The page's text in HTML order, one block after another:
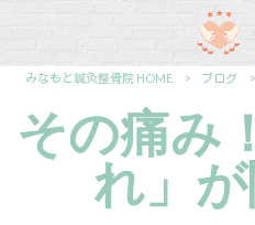
みなもと鍼灸整骨院 HOME > ブログ >
その痛み
れ」が